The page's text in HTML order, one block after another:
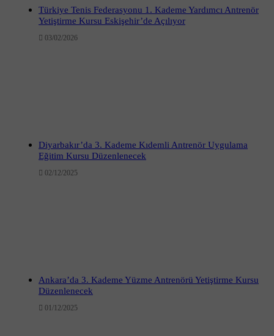
Türkiye Tenis Federasyonu 1. Kademe Yardımcı Antrenör
Yetiştirme Kursu Eskişehir’de Açılıyor
03/02/2026
Diyarbakır’da 3. Kademe Kıdemli Antrenör Uygulama
Eğitim Kursu Düzenlenecek
02/12/2025
Ankara’da 3. Kademe Yüzme Antrenörü Yetiştirme Kursu
Düzenlenecek
01/12/2025